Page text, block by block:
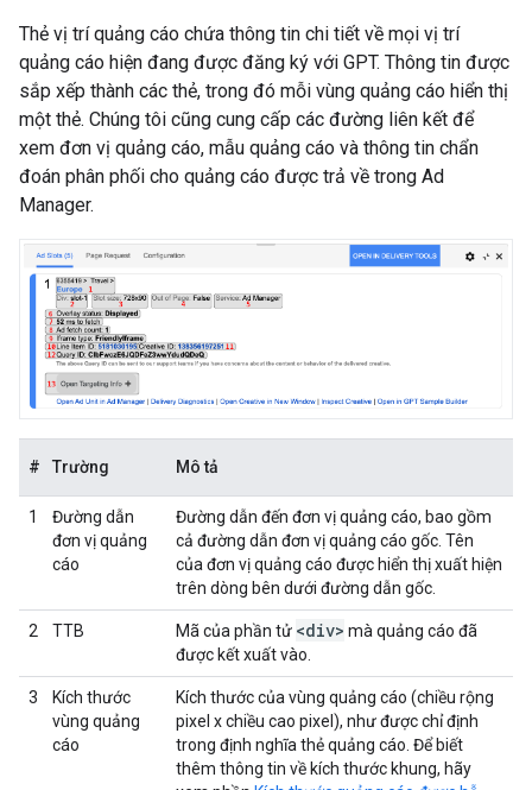
Thẻ vị trí quảng cáo chứa thông tin chi tiết về mọi vị trí
quảng cáo hiện đang được đăng ký với GPT. Thông tin được
sắp xếp thành các thẻ, trong đó mỗi vùng quảng cáo hiển thị
một thẻ. Chúng tôi cũng cung cấp các đường liên kết để
xem đơn vị quảng cáo, mẫu quảng cáo và thông tin chẩn
đoán phân phối cho quảng cáo được trả về trong Ad
Manager.
# Trường Mô tả
1
Đường dẫn
đơn vị quảng
cáo
Đường dẫn đến đơn vị quảng cáo, bao gồm
cả đường dẫn đơn vị quảng cáo gốc. Tên
của đơn vị quảng cáo được hiển thị xuất hiện
trên dòng bên dưới đường dẫn gốc.
2 TTB Mã của phần tử <div> mà quảng cáo đã
được kết xuất vào.
3
Kích thước
vùng quảng
cáo
Kích thước của vùng quảng cáo (chiều rộng
pixel x chiều cao pixel), như được chỉ định
trong định nghĩa thẻ quảng cáo. Để biết
thêm thông tin về kích thước khung, hãy